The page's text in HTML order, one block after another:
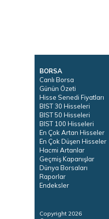
BORSA
Canlı Borsa
Günün Özeti
Hisse Senedi Fiyatları
BIST 30 Hisseleri
BIST 50 Hisseleri
BIST 100 Hisseleri
En Çok Artan Hisseler
En Çok Düşen Hisseler
Hacmi Artanlar
Geçmiş Kapanışlar
Dünya Borsaları
Raporlar
Endeksler
Copyright 2026